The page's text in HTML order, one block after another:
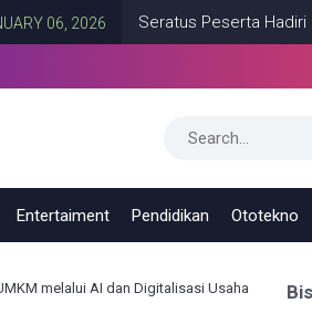
Seratus Peserta Hadiri Milad ke-
Entertaiment Pendidikan Ototekno
melalui AI dan Digitalisasi Usaha